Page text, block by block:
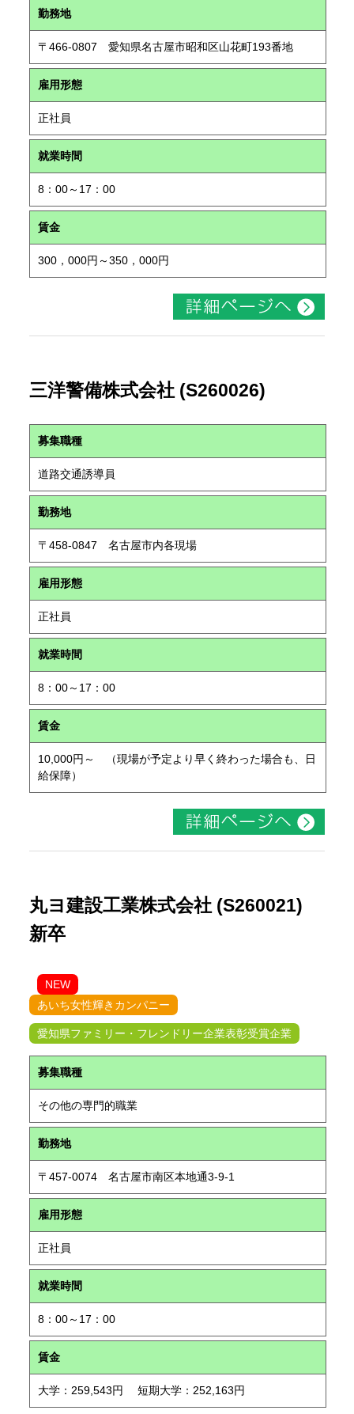
勤務地
〒466-0807 愛知県名古屋市昭和区山花町193番地
雇用形態
正社員
就業時間
8：00～17：00
賃金
300，000円～350，000円
三洋警備株式会社 (S260026)
募集職種
道路交通誘導員
勤務地
〒458-0847 名古屋市内各現場
雇用形態
正社員
就業時間
8：00～17：00
賃金
10,000円～ （現場が予定より早く終わった場合も、日
給保障）
丸ヨ建設工業株式会社 (S260021)
新卒
NEW
あいち女性輝きカンパニー
愛知県ファミリー・フレンドリー企業表彰受賞企業
募集職種
その他の専門的職業
勤務地
〒457-0074 名古屋市南区本地通3-9-1
雇用形態
正社員
就業時間
8：00～17：00
賃金
大学：259,543円 短期大学：252,163円